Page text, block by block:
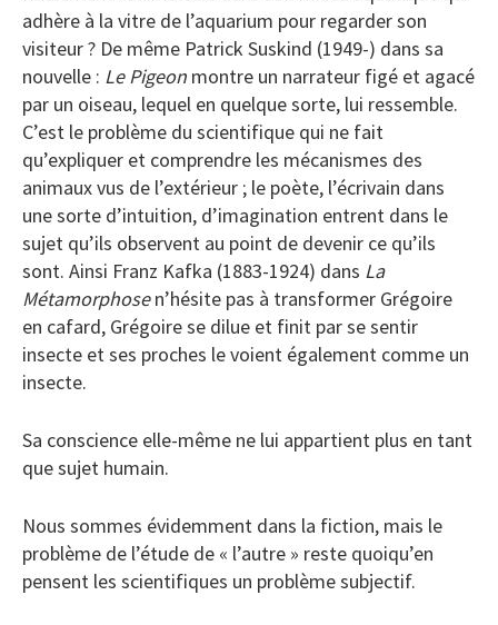
adhère à la vitre de l’aquarium pour regarder son
visiteur ? De même Patrick Suskind (1949-) dans sa
nouvelle : Le Pigeon montre un narrateur figé et agacé
par un oiseau, lequel en quelque sorte, lui ressemble.
C’est le problème du scientifique qui ne fait
qu’expliquer et comprendre les mécanismes des
animaux vus de l’extérieur ; le poète, l’écrivain dans
une sorte d’intuition, d’imagination entrent dans le
sujet qu’ils observent au point de devenir ce qu’ils
sont. Ainsi Franz Kafka (1883-1924) dans La
Métamorphosen’hésite pas à transformer Grégoire
en cafard, Grégoire se dilue et finit par se sentir
insecte et ses proches le voient également comme un
insecte.
Sa conscience elle-même ne lui appartient plus en tant
que sujet humain.
Nous sommes évidemment dans la fiction, mais le
problème de l’étude de « l’autre » reste quoiqu’en
pensent les scientifiques un problème subjectif.